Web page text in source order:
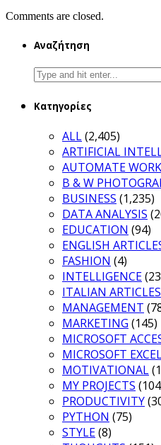
Comments are closed.
Αναζήτηση
Search
for:
Κατηγορίες
ALL(2,405)
ARTIFICIAL
AUTOMATE
B & W
BUSINESS (1,235)
DATA ANALYSIS
EDUCATION (94)
ENGLISH
FASHION (4)
INTELLIGENCE
ITALIAN ARTICLES
MANAGEMENT
MARKETING (145)
MICROSOFT
MICROSOFT
MOTIVATIONAL
MY PROJECTS
PRODUCTIVITY
PYTHON (75)
STYLE(8)